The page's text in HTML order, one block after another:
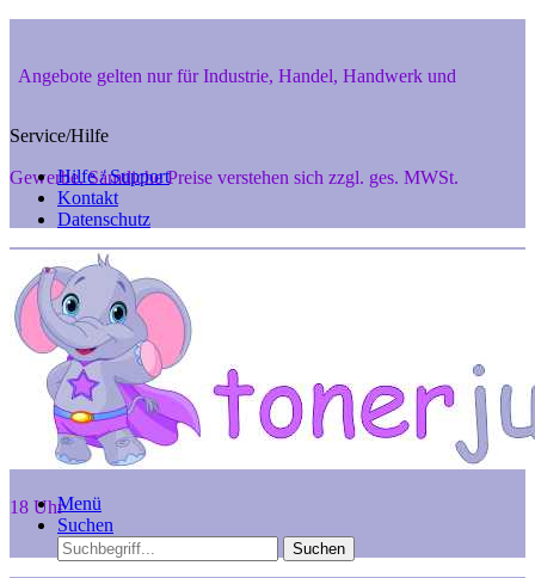
Angebote gelten nur für Industrie, Handel, Handwerk und
Gewerbe. Sämtliche Preise verstehen sich zzgl. ges. MWSt.
Private Endverbraucher aus 48346 Ostbevern und 48291 Telgte
können aber gerne telef. anfragen unter 02532-7242, Mo. - Fr. 8 -
18 Uhr
Service/Hilfe
Hilfe / Support
Kontakt
Datenschutz
Menü
Suchen
Suchen